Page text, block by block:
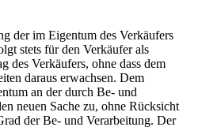
der im Eigentum des Verkäufers
stets für den Verkäufer als
des Verkäufers, ohne dass dem
daraus erwachsen. Dem
an der durch Be- und
neuen Sache zu, ohne Rücksicht
der Be- und Verarbeitung. Der